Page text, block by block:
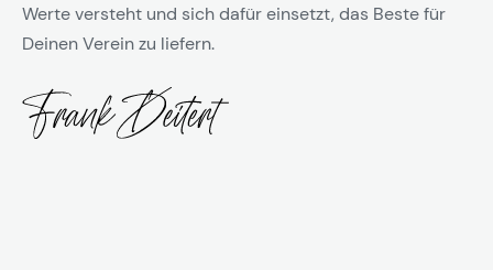
Werte versteht und sich dafür einsetzt, das Beste für
Deinen Verein zu liefern.